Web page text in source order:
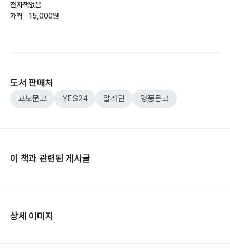
전자책
가격
없음
15,000원
도서 판매처
교보문고 YES24 알라딘 영풍문고
이 책과 관련된 게시글
상세 이미지